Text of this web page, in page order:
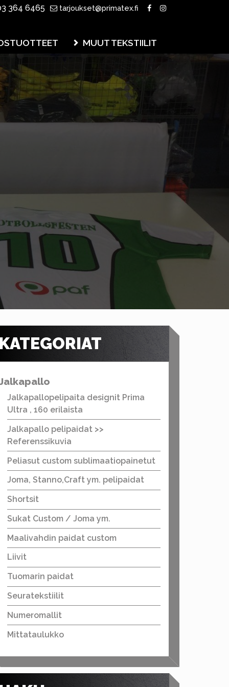
364 6465 tarjoukset@primatex.fi
MUUT TEKSTIILIT
Jalkapallopelipaita designit Prima
Ultra , 160 erilaista
Jalkapallo pelipaidat >>
Referenssikuvia
Peliasut custom sublimaatiopainetut
Joma, Stanno,Craft ym. pelipaidat
Shortsit
Sukat Custom / Joma ym.
Maalivahdin paidat custom
Liivit
Tuomarin paidat
Seuratekstiilit
Numeromallit
Mittataulukko